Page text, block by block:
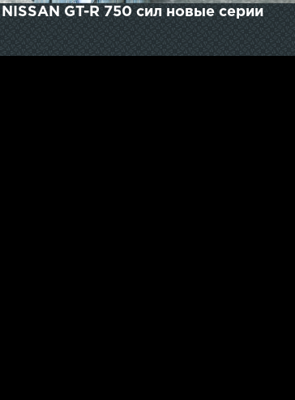
GT-R 750 сил новые серии